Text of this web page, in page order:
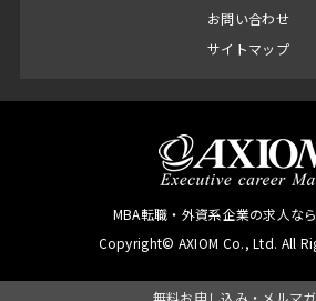
お問い合わせ
サイトマップ
MBA転職・外資系企業の求人な
Copyright© AXIOM Co., Ltd. All